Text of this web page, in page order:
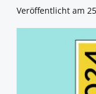
Veröffentlicht am